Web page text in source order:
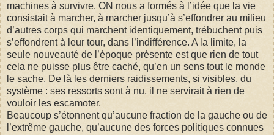
machines à survivre. ON nous a formés à l’idée que la vie
consistait à marcher, à marcher jusqu’à s’effondrer au milieu
d’autres corps qui marchent identiquement, trébuchent puis
s’effondrent à leur tour, dans l’indifférence. A la limite, la
seule nouveauté de l’époque présente est que rien de tout
cela ne puisse plus être caché, qu’en un sens tout le monde
le sache. De là les derniers raidissements, si visibles, du
système : ses ressorts sont à nu, il ne servirait à rien de
vouloir les escamoter.
Beaucoup s’étonnent qu’aucune fraction de la gauche ou de
l’extrême gauche, qu’aucune des forces politiques connues